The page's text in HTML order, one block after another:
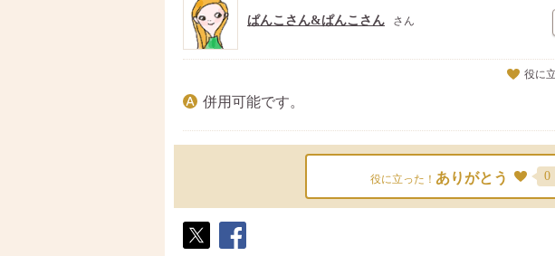
ぱんこさん&ぱんこさん さん
役に
併用可能です。
役に立った！ ありがとう 0